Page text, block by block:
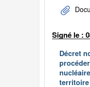
Signé le :
Décret
territoire